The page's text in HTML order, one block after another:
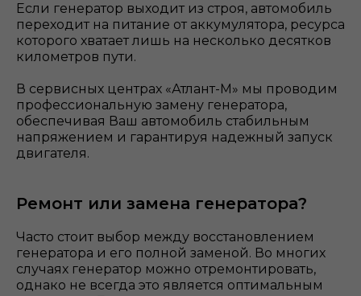
Если генератор выходит из строя, автомобиль
переходит на питание от аккумулятора, ресурса
которого хватает лишь на несколько десятков
километров пути.
В сервисных центрах «Атлант-М» мы проводим
профессиональную замену генератора,
обеспечивая Ваш автомобиль стабильным
напряжением и гарантируя надежный запуск
двигателя.
Ремонт или замена генератора?
Часто стоит выбор между восстановлением
генератора и его полной заменой. Во многих
случаях генератор можно отремонтировать,
однако не всегда это является оптимальным